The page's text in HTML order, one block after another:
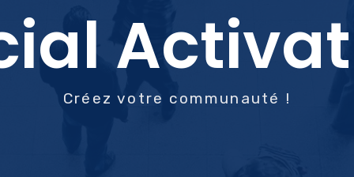
Créez votre communauté !